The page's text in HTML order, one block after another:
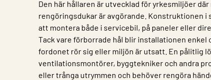
Den här hållaren är utvecklad för yrkesmiljöer
rengöringsdukar är avgörande. Konstruktionen
att montera både i servicebil, på paneler eller
Tack vare förborrade hål blir installationen enkel
fordonet rör sig eller miljön är utsatt. En pålitlig
ventilationsmontörer, byggtekniker och andra
eller trånga utrymmen och behöver rengöra